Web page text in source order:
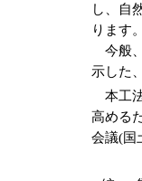
し、自
ります。
今般
示した
本工
高める
会議(国